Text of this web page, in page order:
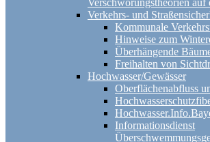
Verschwörungstheorien auf
Verkehrs- und
Kommunale
Hinweise zum
Überhängende
Freihalten von
Hochwasser/Gewässer
Oberflächenabfluss
Informationsdienst